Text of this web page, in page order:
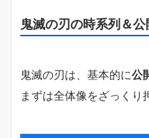
鬼滅の刃の時系列＆
鬼滅の刃は、基本的に公
まずは全体像をざっくり